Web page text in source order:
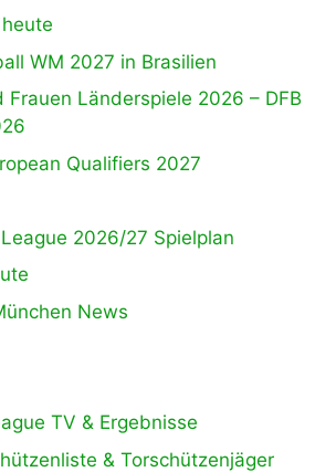
WM 2027 in Brasilien
Frauen Länderspiele 2026 – DFB
Qualifiers 2027
2026/27 Spielplan
News
TV & Ergebnisse
& Torschützenjäger